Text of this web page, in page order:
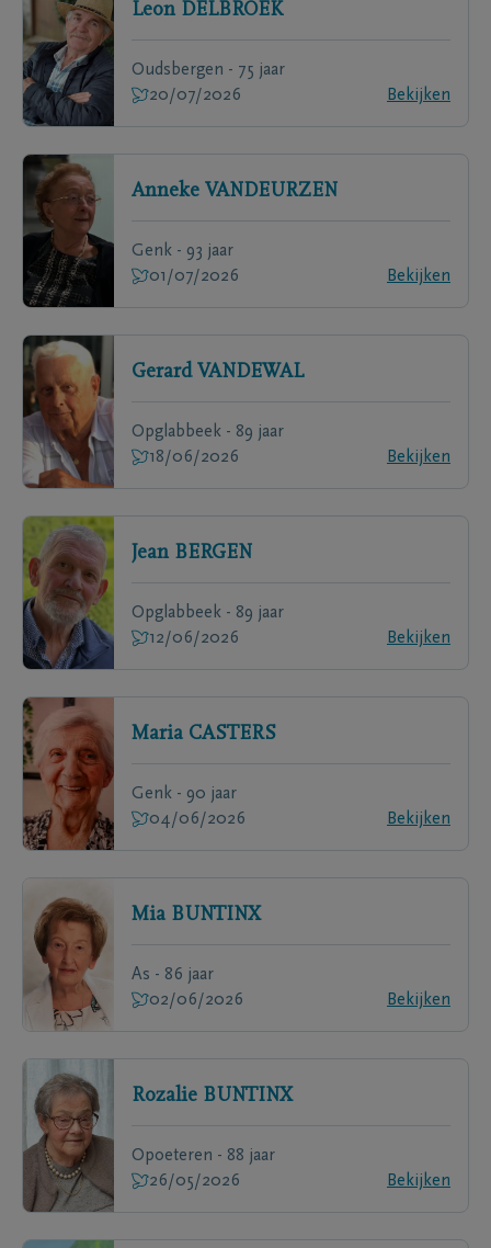
Leon DELBROEK
Oudsbergen - 75 jaar
20/07/2026
Bekijken
Anneke VANDEURZEN
Genk - 93 jaar
01/07/2026
Bekijken
Gerard VANDEWAL
Opglabbeek - 89 jaar
18/06/2026
Bekijken
Jean BERGEN
Opglabbeek - 89 jaar
12/06/2026
Bekijken
Maria CASTERS
Genk - 90 jaar
04/06/2026
Bekijken
Mia BUNTINX
As - 86 jaar
02/06/2026
Bekijken
Rozalie BUNTINX
Opoeteren - 88 jaar
26/05/2026
Bekijken